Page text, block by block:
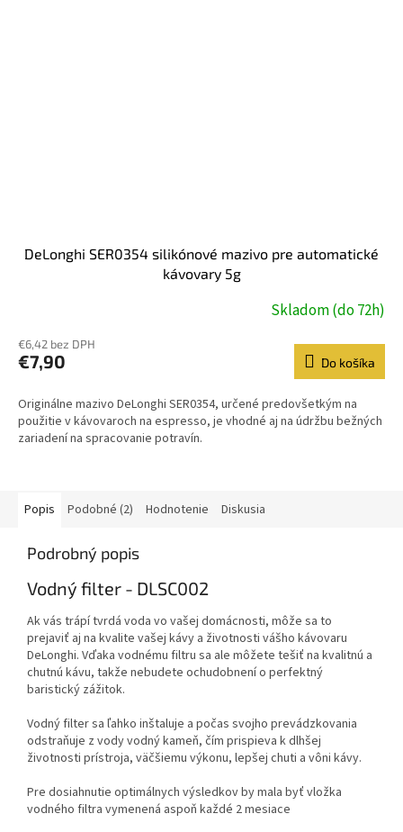
DeLonghi SER0354 silikónové mazivo pre automatické
kávovary 5g
Skladom (do 72h)
€6,42 bez DPH
€7,90 Do košíka
Originálne mazivo DeLonghi SER0354, určené predovšetkým na
použitie v kávovaroch na espresso, je vhodné aj na údržbu bežných
zariadení na spracovanie potravín.
Popis Podobné (2) Hodnotenie Diskusia
Podrobný popis
Vodný filter - DLSC002
Ak vás trápí tvrdá voda vo vašej domácnosti, môže sa to
prejaviť aj na kvalite vašej kávy a životnosti vášho kávovaru
DeLonghi. Vďaka vodnému filtru sa ale môžete tešiť na kvalitnú a
chutnú kávu, takže nebudete ochudobnení o perfektný
baristický zážitok.
Vodný filter sa ľahko inštaluje a počas svojho prevádzkovania
odstraňuje z vody vodný kameň, čím prispieva k dlhšej
životnosti prístroja, väčšiemu výkonu, lepšej chuti a vôni kávy.
Pre dosiahnutie optimálnych výsledkov by mala byť vložka
vodného filtra vymenená aspoň každé 2 mesiace